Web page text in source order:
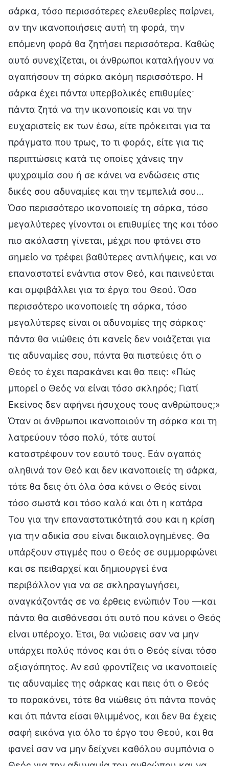
σάρκα, τόσο περισσότερες ελευθερίες παίρνει,
αν την ικανοποιήσεις αυτή τη φορά, την
επόμενη φορά θα ζητήσει περισσότερα. Καθώς
αυτό συνεχίζεται, οι άνθρωποι καταλήγουν να
αγαπήσουν τη σάρκα ακόμη περισσότερο. Η
σάρκα έχει πάντα υπερβολικές επιθυμίες·
πάντα ζητά να την ικανοποιείς και να την
ευχαριστείς εκ των έσω, είτε πρόκειται για τα
πράγματα που τρως, το τι φοράς, είτε για τις
περιπτώσεις κατά τις οποίες χάνεις την
ψυχραιμία σου ή σε κάνει να ενδώσεις στις
δικές σου αδυναμίες και την τεμπελιά σου…
Όσο περισσότερο ικανοποιείς τη σάρκα, τόσο
μεγαλύτερες γίνονται οι επιθυμίες της και τόσο
πιο ακόλαστη γίνεται, μέχρι που φτάνει στο
σημείο να τρέφει βαθύτερες αντιλήψεις, και να
επαναστατεί ενάντια στον Θεό, και παινεύεται
και αμφιβάλλει για τα έργα του Θεού. Όσο
περισσότερο ικανοποιείς τη σάρκα, τόσο
μεγαλύτερες είναι οι αδυναμίες της σάρκας·
πάντα θα νιώθεις ότι κανείς δεν νοιάζεται για
τις αδυναμίες σου, πάντα θα πιστεύεις ότι ο
Θεός το έχει παρακάνει και θα πεις: «Πώς
μπορεί ο Θεός να είναι τόσο σκληρός; Γιατί
Εκείνος δεν αφήνει ήσυχους τους ανθρώπους;»
Όταν οι άνθρωποι ικανοποιούν τη σάρκα και τη
λατρεύουν τόσο πολύ, τότε αυτοί
καταστρέφουν τον εαυτό τους. Εάν αγαπάς
αληθινά τον Θεό και δεν ικανοποιείς τη σάρκα,
τότε θα δεις ότι όλα όσα κάνει ο Θεός είναι
τόσο σωστά και τόσο καλά και ότι η κατάρα
Του για την επαναστατικότητά σου και η κρίση
για την αδικία σου είναι δικαιολογημένες. Θα
υπάρξουν στιγμές που ο Θεός σε συμμορφώνει
και σε πειθαρχεί και δημιουργεί ένα
περιβάλλον για να σε σκληραγωγήσει,
αναγκάζοντάς σε να έρθεις ενώπιόν Του —και
πάντα θα αισθάνεσαι ότι αυτό που κάνει ο Θεός
είναι υπέροχο. Έτσι, θα νιώσεις σαν να μην
υπάρχει πολύς πόνος και ότι ο Θεός είναι τόσο
αξιαγάπητος. Αν εσύ φροντίζεις να ικανοποιείς
τις αδυναμίες της σάρκας και πεις ότι ο Θεός
το παρακάνει, τότε θα νιώθεις ότι πάντα πονάς
και ότι πάντα είσαι θλιμμένος, και δεν θα έχεις
σαφή εικόνα για όλο το έργο του Θεού, και θα
φανεί σαν να μην δείχνει καθόλου συμπόνια ο